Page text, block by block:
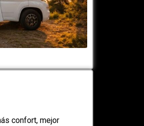
confort, mejor